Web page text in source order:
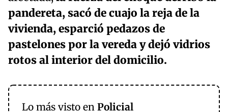
pandereta, sacó de cuajo la reja de la
vivienda, esparció pedazos de
pastelones por la vereda y dejó vidrios
rotos al interior del domicilio.
Lo más visto en Policial